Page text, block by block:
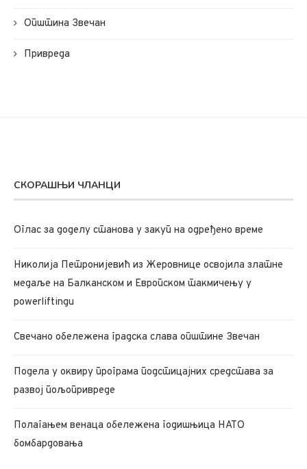
Општина Звечан
Привреда
СКОРАШЊИ ЧЛАНЦИ
Oглас за доделу станова у закуп на одређено време
Николија Петронијевић из Жеровнице освојила златне
медаље на Балканском и Европском такмичењу у
powerliftingu
Свечано обележена градска слава општине Звечан
Подела у оквиру програма подстицајних средстава за
развој пољопривреде
Полагањем венаца обележена годишњица НАТО
бомбардовања